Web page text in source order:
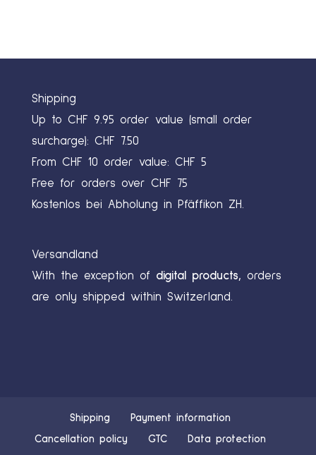
Shipping
Up to CHF 9.95 order value (small order
surcharge): CHF 7.50
From CHF 10 order value: CHF 5
Free for orders over CHF 75
Kostenlos bei Abholung in Pfäffikon ZH.
Versandland
With the exception of digital products, orders
are only shipped within Switzerland.
Shipping
Payment information
Cancellation policy
GTC
Data protection